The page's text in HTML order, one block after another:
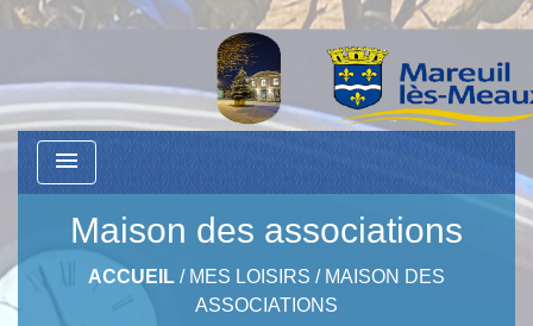
menu
Maison des associations
ACCUEIL / MES LOISIRS / MAISON DES
ASSOCIATIONS